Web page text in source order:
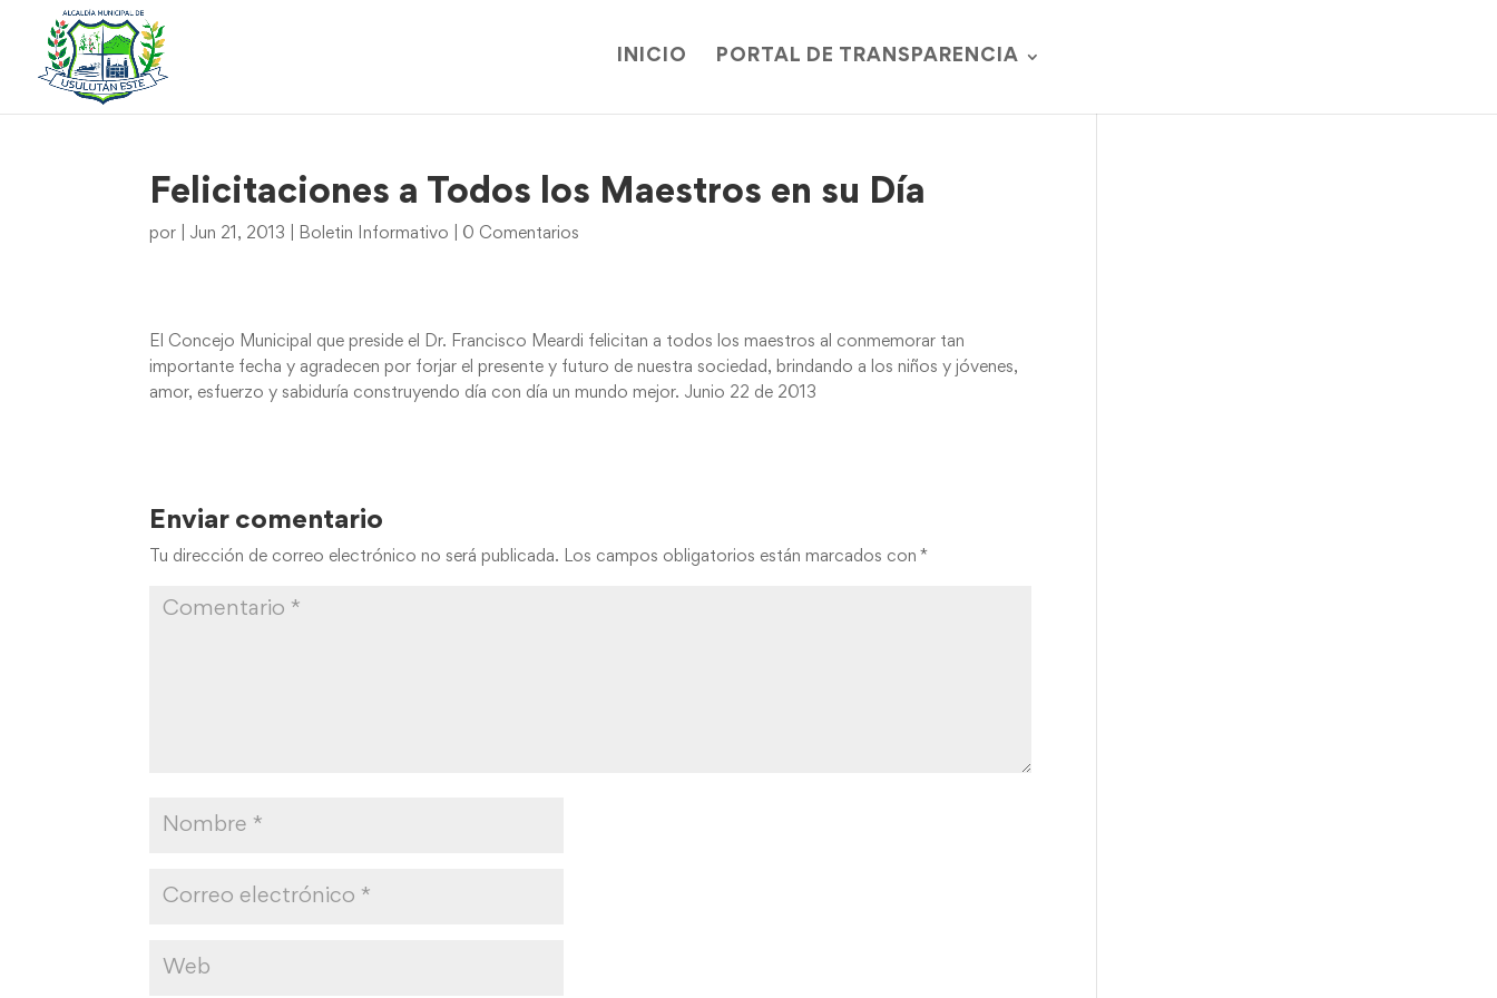
INICIO PORTAL DE TRANSPARENCIA
Felicitaciones a Todos los Maestros en su Día
por Jun 21, 2013 Boletin Informativo 0 Comentarios
El Concejo Municipal que preside el Dr. Francisco Meardi felicitan a todos los maestros al conmemorar tan
importante fecha y agradecen por forjar el presente y futuro de nuestra sociedad, brindando a los niños y jóvenes,
amor, esfuerzo y sabiduría construyendo día con día un mundo mejor. Junio 22 de 2013
Enviar comentario
Tu dirección de correo electrónico no será publicada. Los campos obligatorios están marcados con *